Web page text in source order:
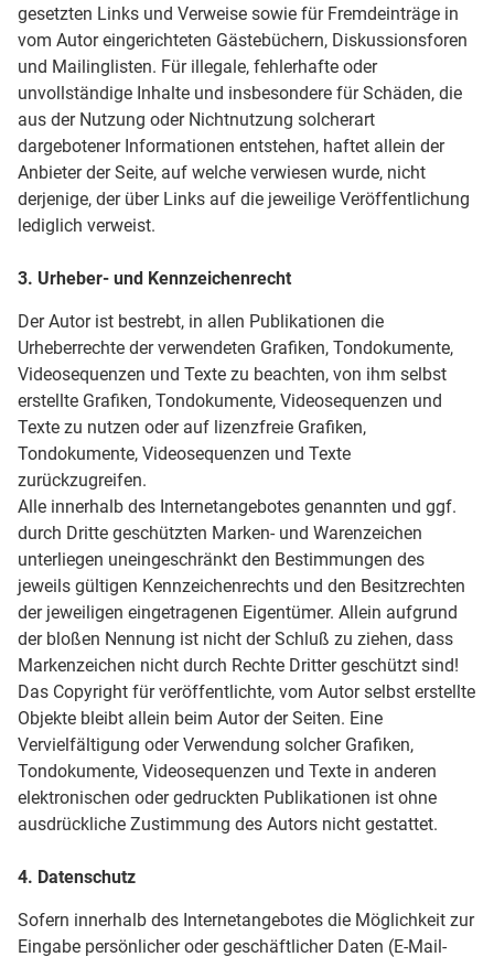
gesetzten Links und Verweise sowie für Fremdeinträge in
vom Autor eingerichteten Gästebüchern, Diskussionsforen
und Mailinglisten. Für illegale, fehlerhafte oder
unvollständige Inhalte und insbesondere für Schäden, die
aus der Nutzung oder Nichtnutzung solcherart
dargebotener Informationen entstehen, haftet allein der
Anbieter der Seite, auf welche verwiesen wurde, nicht
derjenige, der über Links auf die jeweilige Veröffentlichung
lediglich verweist.
3. Urheber- und Kennzeichenrecht
Der Autor ist bestrebt, in allen Publikationen die
Urheberrechte der verwendeten Grafiken, Tondokumente,
Videosequenzen und Texte zu beachten, von ihm selbst
erstellte Grafiken, Tondokumente, Videosequenzen und
Texte zu nutzen oder auf lizenzfreie Grafiken,
Tondokumente, Videosequenzen und Texte
zurückzugreifen.
Alle innerhalb des Internetangebotes genannten und ggf.
durch Dritte geschützten Marken- und Warenzeichen
unterliegen uneingeschränkt den Bestimmungen des
jeweils gültigen Kennzeichenrechts und den Besitzrechten
der jeweiligen eingetragenen Eigentümer. Allein aufgrund
der bloßen Nennung ist nicht der Schluß zu ziehen, dass
Markenzeichen nicht durch Rechte Dritter geschützt sind!
Das Copyright für veröffentlichte, vom Autor selbst erstellte
Objekte bleibt allein beim Autor der Seiten. Eine
Vervielfältigung oder Verwendung solcher Grafiken,
Tondokumente, Videosequenzen und Texte in anderen
elektronischen oder gedruckten Publikationen ist ohne
ausdrückliche Zustimmung des Autors nicht gestattet.
4. Datenschutz
Sofern innerhalb des Internetangebotes die Möglichkeit zur
Eingabe persönlicher oder geschäftlicher Daten (E-Mail-